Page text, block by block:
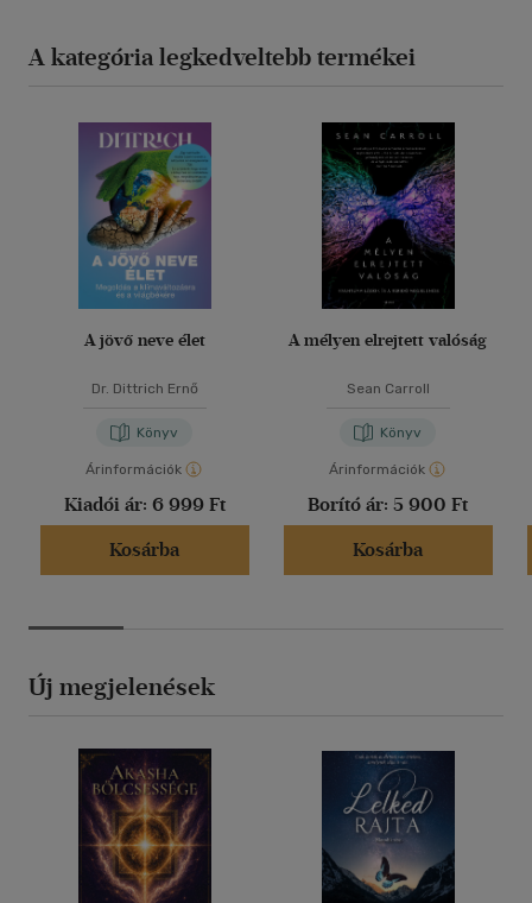
A kategória legkedveltebb termékei
A jövő neve élet
Dr. Dittrich Ernő
Könyv
Árinformációk
Kiadói ár: 6 999 Ft
Kosárba
A mélyen elrejtett valóság
Sean Carroll
Könyv
Árinformációk
Borító ár: 5 900 Ft
Kosárba
Új megjelenések